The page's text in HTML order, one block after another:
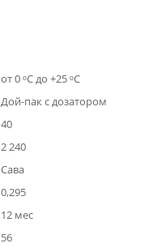
от 0 ᵒС до +25 ᵒС
Дой-пак с дозатором
40
2 240
Сава
0,295
12 мес
56